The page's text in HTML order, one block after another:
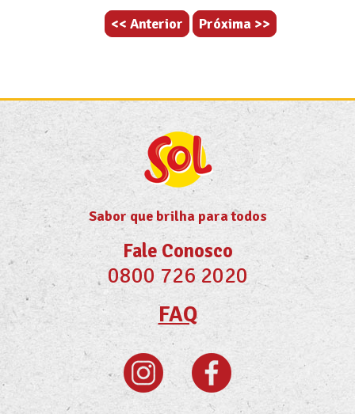
<< Anterior Próxima >>
Sabor que brilha para todos
Fale Conosco
0800 726 2020
FAQ